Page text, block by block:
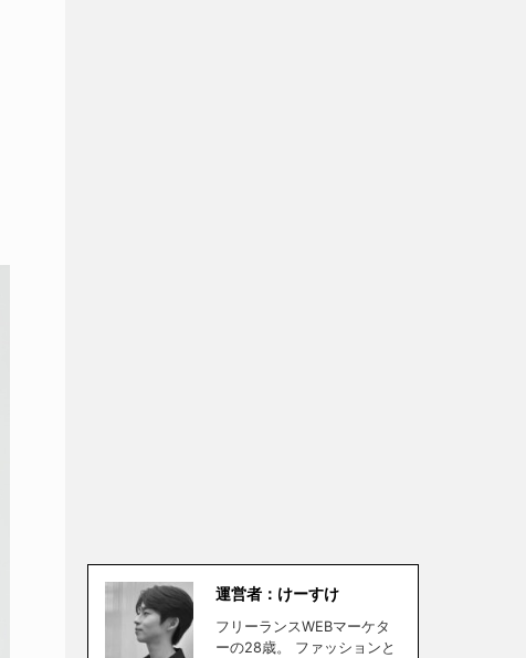
運営者：けーすけ
フリーランスWEBマーケタ
ーの28歳。 ファッションと